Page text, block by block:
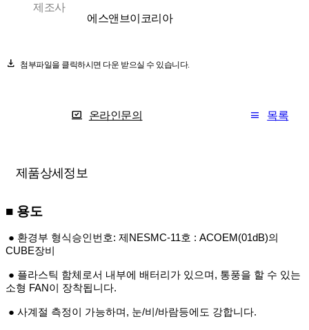
제조사
에스앤브이코리아
download 첨부파일을 클릭하시면 다운 받으실 수 있습니다.
온라인문의 목록
제품상세정보
■ 용도
● 환경부 형식승인번호: 제NESMC-11호 : ACOEM(01dB)의
CUBE장비
● 플라스틱 함체로서 내부에 배터리가 있으며, 통풍을 할 수 있는
소형 FAN이 장착됩니다.
● 사계절 측정이 가능하며, 눈/비/바람등에도 강합니다.